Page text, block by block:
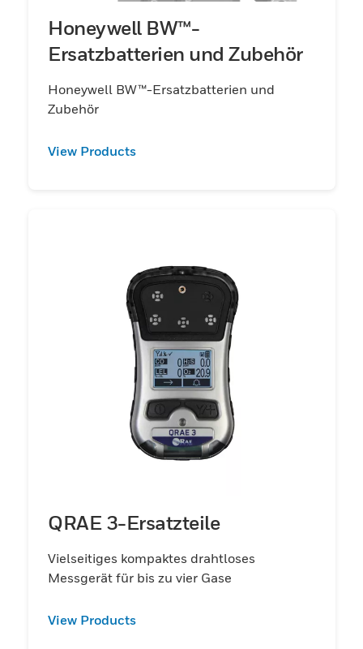
Honeywell BW™-
Ersatzbatterien und Zubehör
Honeywell BW™-Ersatzbatterien und
Zubehör
View Products
QRAE 3-Ersatzteile
Vielseitiges kompaktes drahtloses
Messgerät für bis zu vier Gase
View Products